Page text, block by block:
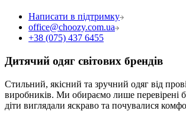
Написати в підтримку
office@choozy.com.ua
+38 (075) 437 6455
Дитячий одяг світових брендів
Стильний, якісний та зручний одяг від
виробників. Ми обираємо лише перевірені
діти виглядали яскраво та почувалися